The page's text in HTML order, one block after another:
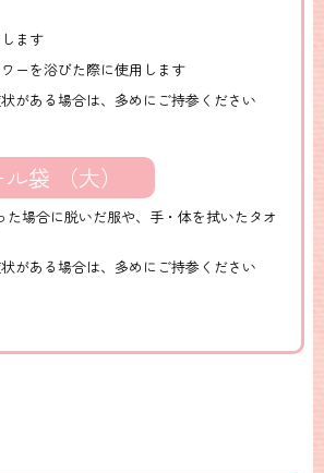
ます
ーを浴びた際に使用します
がある場合は、多めにご持参ください
袋 （大）
た場合に脱いだ服や、手・体を拭いたタオ
がある場合は、多めにご持参ください